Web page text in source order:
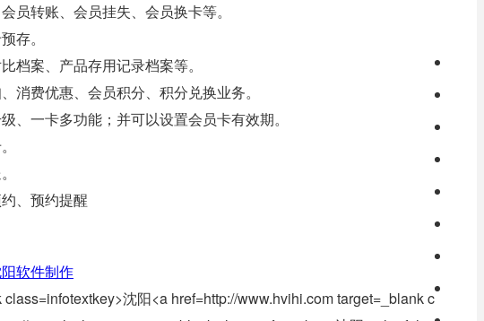
员转账、会员挂失、会员换卡等。
存。
档案、产品存用记录档案等。
消费优惠、会员积分、积分兑换业务。
、一卡多功能；并可以设置会员卡有效期。
、预约提醒
软件制作